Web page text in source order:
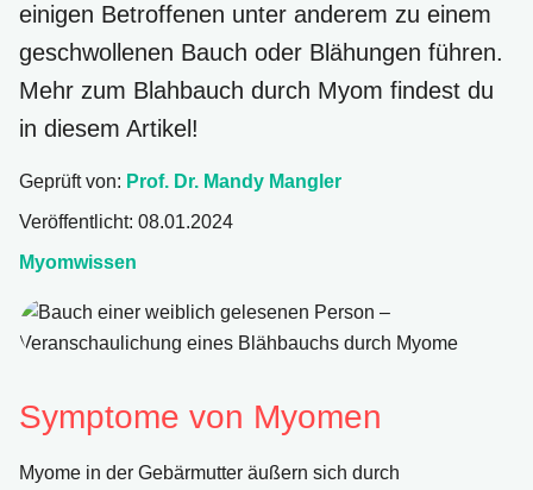
einigen Betroffenen unter anderem zu einem
geschwollenen Bauch oder Blähungen führen.
Mehr zum Blahbauch durch Myom findest du
in diesem Artikel!
Geprüft von: Prof. Dr. Mandy Mangler
Veröffentlicht: 08.01.2024
Myomwissen
Symptome von Myomen
Myome in der Gebärmutter äußern sich durch